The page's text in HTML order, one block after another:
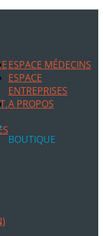
ESPACE MÉDECINS
ESPACE
ENTREPRISES
A PROPOS
BOUTIQUE